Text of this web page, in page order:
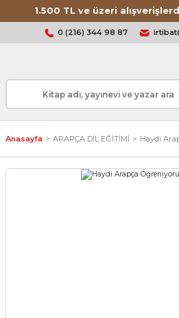
1.500 TL ve üzeri
0 (216) 344 98 87
Anasayfa ARAPÇA DİL EĞİTİMİ Haydi